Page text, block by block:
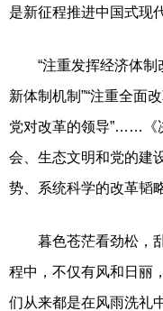
是新征程推进中国式现
“注重发挥经济体制改
新体制机制”“注重全面
党对改革的领导”……《
会、生态文明和党的建
势、系统科学的改革韬
暮色苍茫看劲松，乱
程中，不仅有风和日丽
们从来都是在风雨洗礼